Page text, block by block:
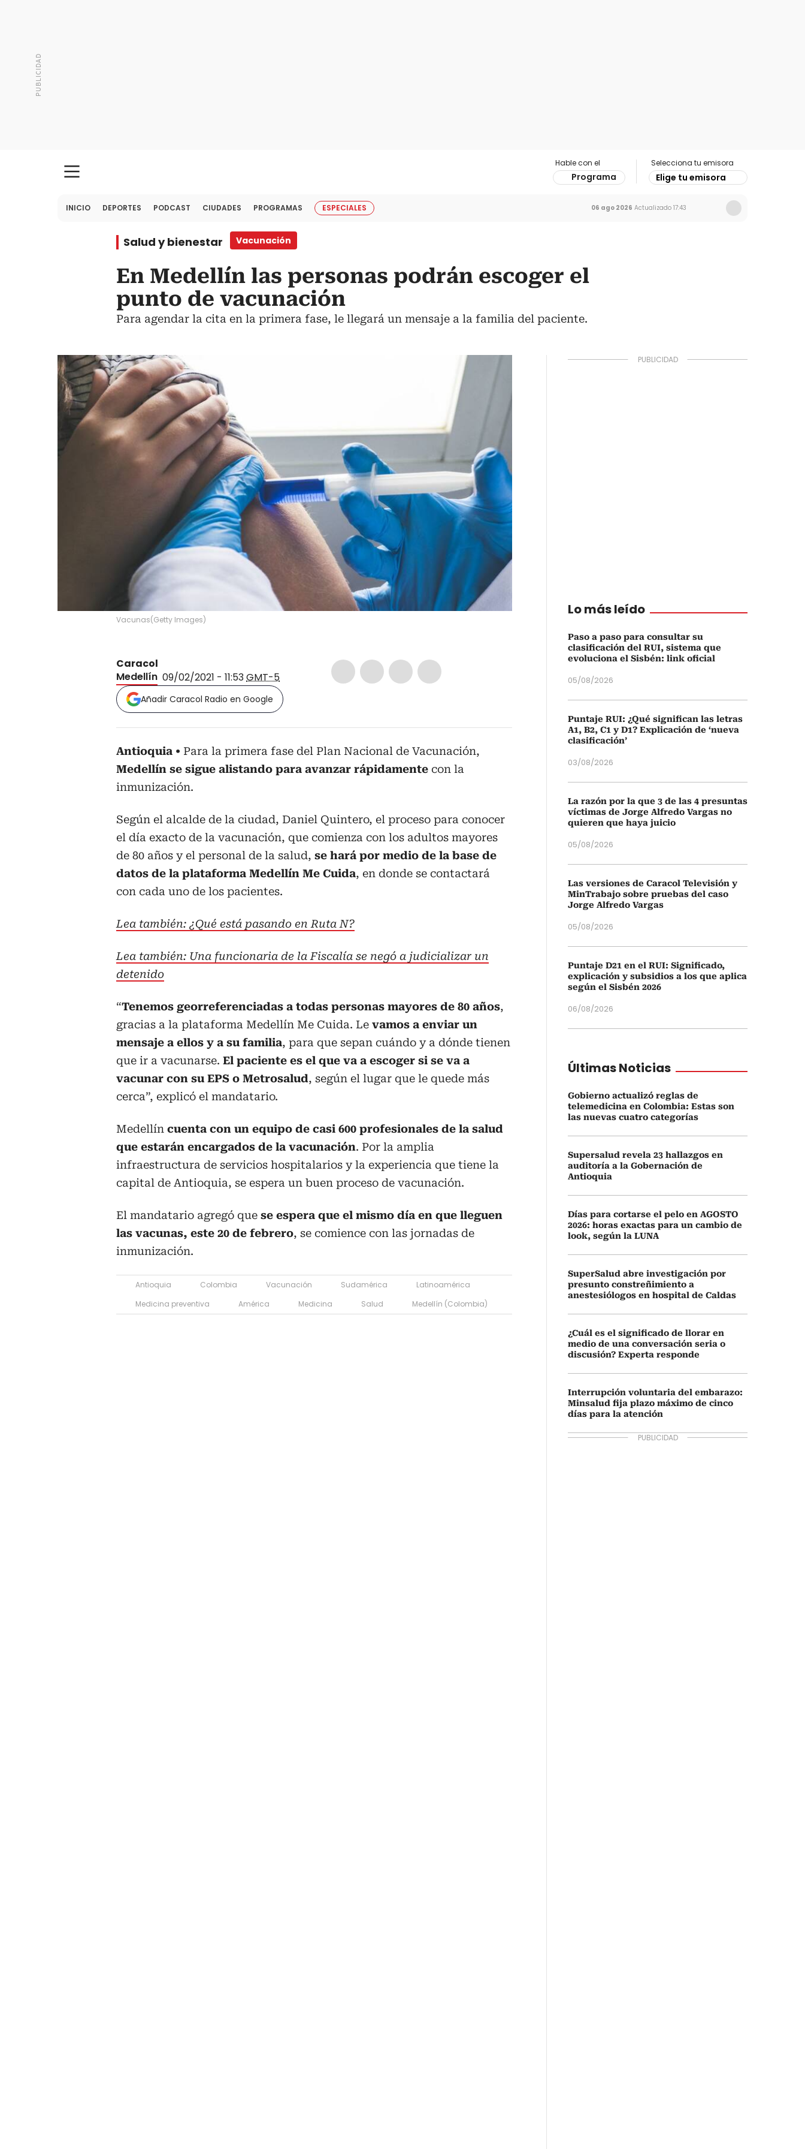
Hable con el
Programa
Selecciona tu emisora
Elige tu emisora
INICIO DEPORTES PODCAST CIUDADES PROGRAMAS ESPECIALES 06 ago 2026 Actualizado 17:43
Salud y bienestar Vacunación
En Medellín las personas podrán escoger el
punto de vacunación
Para agendar la cita en la primera fase, le llegará un mensaje a la familia del paciente.
Vacunas(Getty Images)
Caracol
Medellín 09/02/2021 - 11:53GMT-5
Añadir Caracol Radio en Google
Antioquia
Para la primera fase del Plan Nacional de Vacunación,
Medellín se sigue alistando para avanzar rápidamente con la
inmunización.
Según el alcalde de la ciudad, Daniel Quintero, el proceso para conocer
el día exacto de la vacunación, que comienza con los adultos mayores
de 80 años y el personal de la salud, se hará por medio de la base de
datos de la plataforma Medellín Me Cuida, en donde se contactará
con cada uno de los pacientes.
Lea también: ¿Qué está pasando en Ruta N?
Lea también: Una funcionaria de la Fiscalía se negó a judicializar un
detenido
“Tenemos georreferenciadas a todas personas mayores de 80 años,
gracias a la plataforma Medellín Me Cuida. Le vamos a enviar un
mensaje a ellos y a su familia, para que sepan cuándo y a dónde tienen
que ir a vacunarse. El paciente es el que va a escoger si se va a
vacunar con su EPS o Metrosalud, según el lugar que le quede más
cerca”, explicó el mandatario.
Medellín cuenta con un equipo de casi 600 profesionales de la salud
que estarán encargados de la vacunación. Por la amplia
infraestructura de servicios hospitalarios y la experiencia que tiene la
capital de Antioquia, se espera un buen proceso de vacunación.
El mandatario agregó que se espera que el mismo día en que lleguen
las vacunas, este 20 de febrero, se comience con las jornadas de
inmunización.
Antioquia Colombia Vacunación Sudamérica
Latinoamérica
Medicina preventiva
América Medicina Salud Medellín (Colombia)
Lo más leído
Paso a paso para consultar su
clasificación del RUI, sistema que
evoluciona el Sisbén: link oficial
05/08/2026
Puntaje RUI: ¿Qué significan las letras
A1, B2, C1 y D1? Explicación de ‘nueva
clasificación’
03/08/2026
La razón por la que 3 de las 4 presuntas
víctimas de Jorge Alfredo Vargas no
quieren que haya juicio
05/08/2026
Las versiones de Caracol Televisión y
MinTrabajo sobre pruebas del caso
Jorge Alfredo Vargas
05/08/2026
Puntaje D21 en el RUI: Significado,
explicación y subsidios a los que aplica
según el Sisbén 2026
06/08/2026
Últimas Noticias
Gobierno actualizó reglas de
telemedicina en Colombia: Estas son
las nuevas cuatro categorías
Supersalud revela 23 hallazgos en
auditoría a la Gobernación de
Antioquia
Días para cortarse el pelo en AGOSTO
2026: horas exactas para un cambio de
look, según la LUNA
SuperSalud abre investigación por
presunto constreñimiento a
anestesiólogos en hospital de Caldas
¿Cuál es el significado de llorar en
medio de una conversación seria o
discusión? Experta responde
Interrupción voluntaria del embarazo:
Minsalud fija plazo máximo de cinco
días para la atención